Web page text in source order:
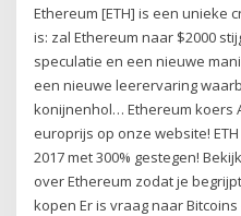
Ethereum [ETH] is een unieke
is: zal Ethereum naar $2000
speculatie en een nieuwe
een nieuwe leerervaring
konijnenhol… Ethereum koers
europrijs op onze website!
2017 met 300% gestegen!
over Ethereum zodat je
kopen Er is vraag naar